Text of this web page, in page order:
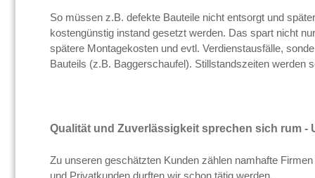
So müssen z.B. defekte Bauteile nicht entsorgt und
kostengünstig instand gesetzt werden. Das spart nicht
spätere Montagekosten und evtl. Verdienstausfälle,
Bauteils (z.B. Baggerschaufel). Stillstandszeiten werden
Qualität und Zuverlässigkeit sprechen sich rum -
Zu unseren geschätzten Kunden zählen namhafte
und Privatkunden durften wir schon tätig werden.